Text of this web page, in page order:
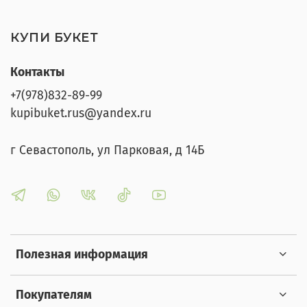
КУПИ БУКЕТ
Полезная информация
Покупателям
Контакты
+7(978)832-89-99
kupibuket.rus@yandex.ru
г Севастополь, ул Парковая, д 14Б